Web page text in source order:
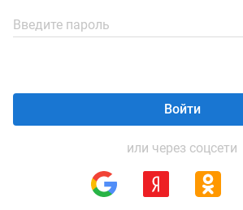
Введите пароль
Войти
или через соцсети